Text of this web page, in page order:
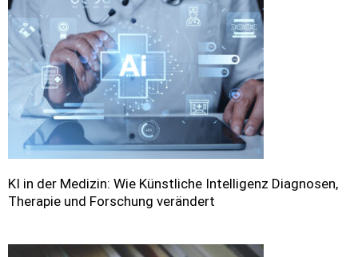
KI in der Medizin: Wie Künstliche Intelligenz Diagnosen,
Therapie und Forschung verändert